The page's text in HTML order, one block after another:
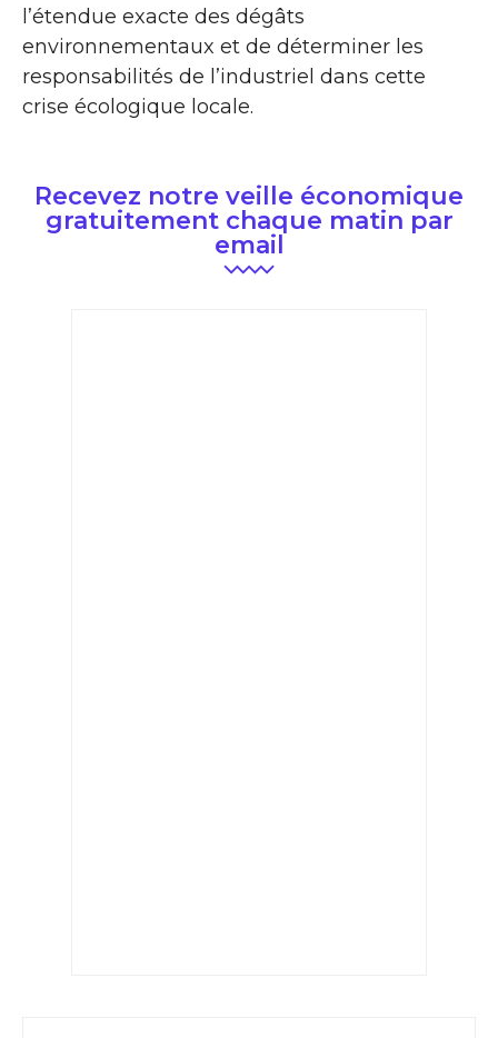
l’étendue exacte des dégâts
environnementaux et de déterminer les
responsabilités de l’industriel dans cette
crise écologique locale.
Recevez notre veille économique
gratuitement chaque matin par
email